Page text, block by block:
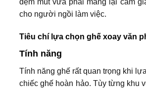
đệm mút vừa phải mang lại cảm
cho người ngồi làm việc.
Tiêu chí lựa chọn ghế xoay văn
Tính năng
Tính năng ghế rất quan trọng khi
chiếc ghế hoàn hảo. Tùy từng khu